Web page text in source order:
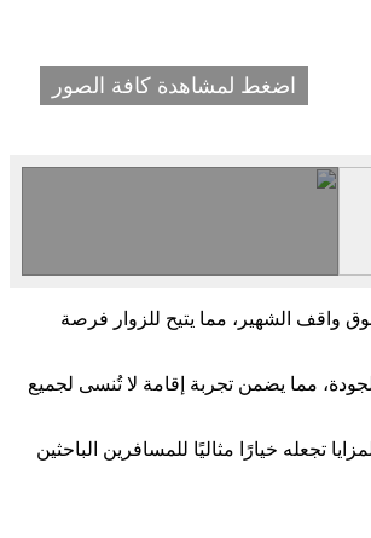
اضغط لمشاهدة كافة الصور
واقف الشهير، مما يتيح للزوار فرصة
مما يضمن تجربة إقامة لا تُنسى لجميع
تجعله خيارًا مثاليًا للمسافرين الباحثين